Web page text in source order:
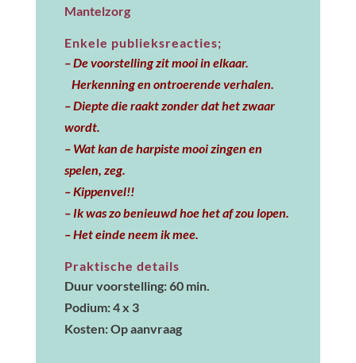
Mantelzorg
Enkele publieksreacties;
– De voorstelling zit mooi in elkaar.
Herkenning en ontroerende verhalen.
– Diepte die raakt zonder dat het zwaar
wordt.
– Wat kan de harpiste mooi zingen en
spelen, zeg.
– Kippenvel!!
– Ik was zo benieuwd hoe het af zou lopen.
– Het einde neem ik mee.
Praktische details
Duur voorstelling: 60 min.
Podium: 4 x 3
Kosten: Op aanvraag